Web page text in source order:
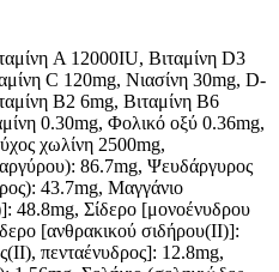
A 12000IU, Βιταμίνη D3
C 120mg, Νιασίνη 30mg, D-
B2 6mg, Βιταμίνη B6
0.30mg, Φολικό οξύ 0.36mg,
χωλίνη 2500mg,
86.7mg, Ψευδάργυρος
43.7mg, Μαγγάνιο
48.8mg, Σίδερο [μονοένυδρου
[ανθρακικού σιδήρου(II)]:
πενταένυδρος]: 12.8mg,